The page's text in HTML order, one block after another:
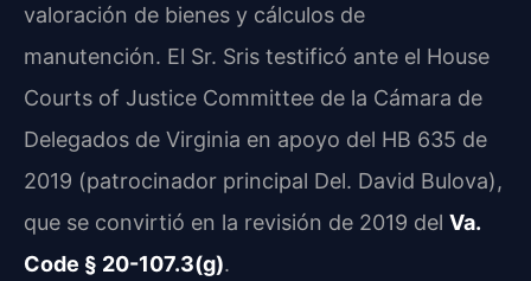
valoración de bienes y cálculos de
manutención. El Sr. Sris testificó ante el House
Courts of Justice Committee de la Cámara de
Delegados de Virginia en apoyo del HB 635 de
2019 (patrocinador principal Del. David Bulova),
que se convirtió en la revisión de 2019 del Va.
Code § 20-107.3(g).